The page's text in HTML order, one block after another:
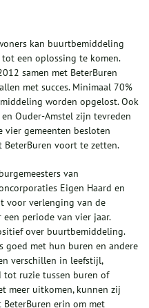
kan buurtbemiddeling
een oplossing te komen.
samen met BeterBuren
met succes. Minimaal 70%
worden opgelost. Ook
Ouder-Amstel zijn tevreden
vier gemeenten besloten
BeterBuren voort te zetten.
van
Eigen Haard en
voor verlenging van de
periode van vier jaar.
over buurtbemiddeling.
goed met hun buren en andere
verschillen in leefstijl,
tot ruzie tussen buren of
meer uitkomen, kunnen zij
BeterBuren erin om met